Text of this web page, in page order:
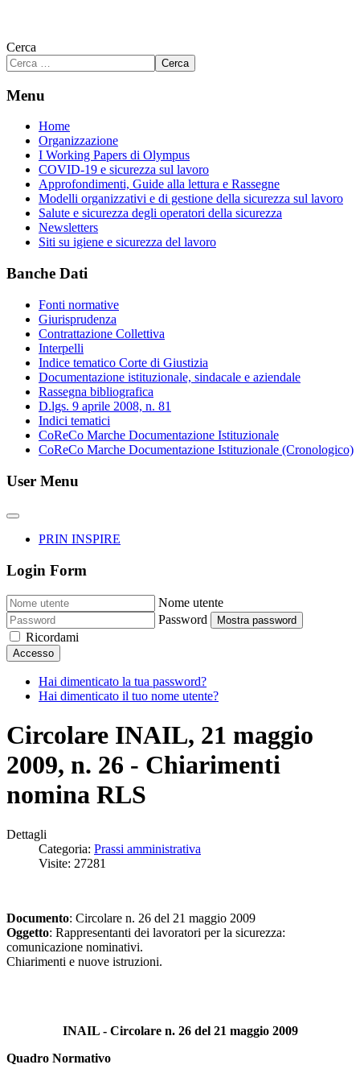
Cerca
Cerca
Menu
Home
Organizzazione
I Working Papers di Olympus
COVID-19 e sicurezza sul lavoro
Approfondimenti, Guide alla lettura e Rassegne
Modelli organizzativi e di gestione della sicurezza sul lavoro
Salute e sicurezza degli operatori della sicurezza
Newsletters
Siti su igiene e sicurezza del lavoro
Banche Dati
Fonti normative
Giurisprudenza
Contrattazione Collettiva
Interpelli
Indice tematico Corte di Giustizia
Documentazione istituzionale, sindacale e aziendale
Rassegna bibliografica
D.lgs. 9 aprile 2008, n. 81
Indici tematici
CoReCo Marche Documentazione Istituzionale
CoReCo Marche Documentazione Istituzionale (Cronologico)
User Menu
PRIN INSPIRE
Login Form
Nome utente
Password
Mostra password
Ricordami
Accesso
Hai dimenticato la tua password?
Hai dimenticato il tuo nome utente?
Circolare INAIL, 21 maggio
2009, n. 26 - Chiarimenti
nomina RLS
Dettagli
Categoria: Prassi amministrativa
Visite: 27281
Documento: Circolare n. 26 del 21 maggio 2009
Oggetto: Rappresentanti dei lavoratori per la sicurezza:
comunicazione nominativi.
Chiarimenti e nuove istruzioni.
INAIL - Circolare n. 26 del 21 maggio 2009
Quadro Normativo